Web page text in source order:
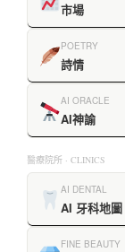
市場
POETRY
詩情
AI ORACLE
AI神諭
醫療院所 · CLINICS
AI DENTAL
AI 牙科地圖
FINE BEAUTY